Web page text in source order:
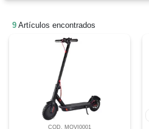
9 Artículos encontrados
COD. MOVI0001